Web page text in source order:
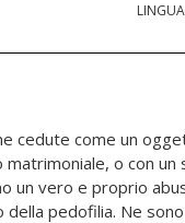
LINGUA
cedute come un
matrimoniale, o con un
un vero e proprio
pedofilia. Ne
adulti, patologie
incidenza di morte
di denuncia
non esclude la